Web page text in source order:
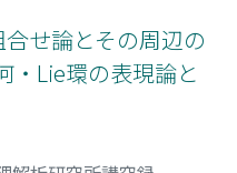
せ論とその周辺の
・Lie環の表現論と